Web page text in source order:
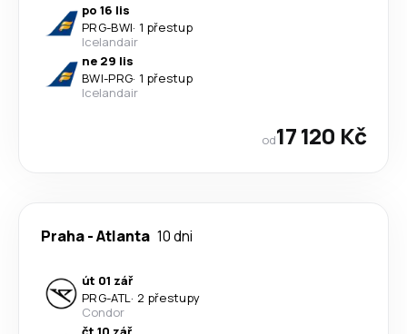
po 16 lis
PRG-BWI· 1 přestup
Icelandair
ne 29 lis
BWI-PRG· 1 přestup
Icelandair
od17 120 Kč
Praha-Atlanta 10 dni
út 01 zář
PRG-ATL· 2 přestupy
Condor